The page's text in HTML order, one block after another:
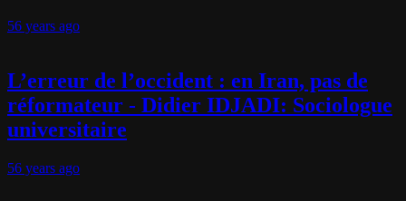
56 years ago
L’erreur de l’occident : en Iran, pas de
réformateur - Didier IDJADI: Sociologue
universitaire
56 years ago